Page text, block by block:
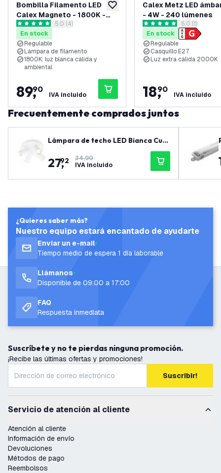
añadir a lista de deseos
Bombilla Filamento LED
Calex Magneto - 1800K -
E27 - 4W - Regulable -
Magnético - Titanio
abrir el panel de reseñas
5 estrellas de puntuación
5.0 (4)
En stock
Regulable
Lámpara de filamento
1800K: luz blanca cálida y
ambiental
89,
90
IVA incluido
Calex Metz LED
- 4W - 240 lúmenes
abrir el panel
5 estrellas de puntuación
5.0 (1)
En stock
Regulable
Casquillo E27
Luz extra cálida 2000K
18,
90
IVA incluido
Frecuentemente comprados juntos
Lámpara de techo LED Bianca Cua
rteto - Inclinable - Casquillo GU10
27,
92
34,90
IVA incluido
¿Quieres saber más?
Nuestro equipo estará encantado de ayudarte
Enviar un e-mail
Tiempo medio de espera 1 día laborable
Llámanos
Disponible de 09:00 a 17:00
FAQ
Respuesta inmediata
Suscríbete y no te pierdas ninguna promoción.
¡Recibe las últimas ofertas y promociones!
Suscribir!
Servicio de atención al cliente
Atención al cliente
Información de envío
Devoluciones
Métodos de pago
Reembolsos